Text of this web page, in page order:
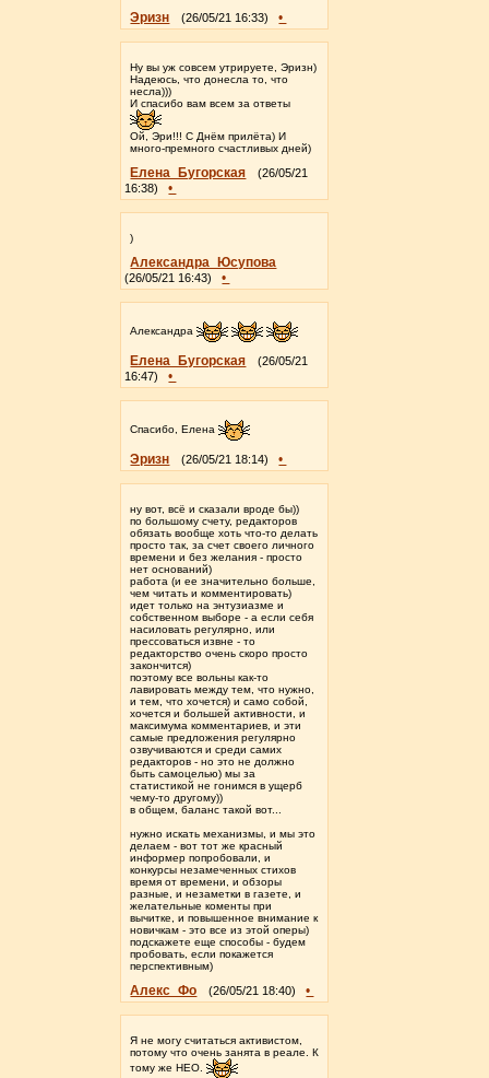
Эризн (26/05/21 16:33) •
Ну вы уж совсем утрируете, Эризн)
Надеюсь, что донесла то, что
несла)))
И спасибо вам всем за ответы
Ой, Эри!!! С Днём прилёта) И
много-премного счастливых дней)
Елена_Бугорская
(26/05/21
16:38)
•
)
Александра_Юсупова
(26/05/21 16:43) •
Александра
Елена_Бугорская
(26/05/21
16:47)
•
Спасибо, Елена
Эризн (26/05/21 18:14) •
ну вот, всё и сказали вроде бы))
по большому счету, редакторов
обязать вообще хоть что-то делать
просто так, за счет своего личного
времени и без желания - просто
нет оснований)
работа (и ее значительно больше,
чем читать и комментировать)
идет только на энтузиазме и
собственном выборе - а если себя
насиловать регулярно, или
прессоваться извне - то
редакторство очень скоро просто
закончится)
поэтому все вольны как-то
лавировать между тем, что нужно,
и тем, что хочется) и само собой,
хочется и большей активности, и
максимума комментариев, и эти
самые предложения регулярно
озвучиваются и среди самих
редакторов - но это не должно
быть самоцелью) мы за
статистикой не гонимся в ущерб
чему-то другому))
в общем, баланс такой вот...
нужно искать механизмы, и мы это
делаем - вот тот же красный
информер попробовали, и
конкурсы незамеченных стихов
время от времени, и обзоры
разные, и незаметки в газете, и
желательные коменты при
вычитке, и повышенное внимание к
новичкам - это все из этой оперы)
подскажете еще способы - будем
пробовать, если покажется
перспективным)
Алекс_Фо (26/05/21 18:40) •
Я не могу считаться активистом,
потому что очень занята в реале. К
тому же НЕО.